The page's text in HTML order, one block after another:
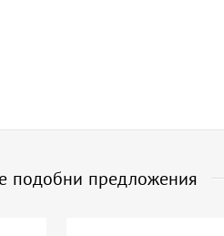
подобни предложения